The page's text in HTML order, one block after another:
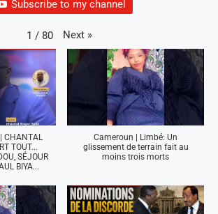
Subscribe to my channel
1 / 80 Next »
CHANTAL
TOUT...
SÉJOUR
BIYA...
Cameroun | Limbé: Un
glissement de terrain fait au
moins trois morts